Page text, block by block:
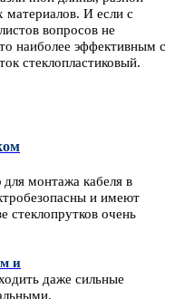
материалов. И если с
вопросов не
наиболее эффективным с
стеклопластиковый.
для монтажа кабеля в
и имеют
стеклопрутков очень
и
даже сильные